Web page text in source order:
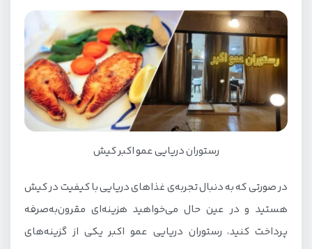
رستوران دریایی عمو اکبر کیش
در صورتی که به دنبال تجربه‌ی غذاهای دریایی با کیفیت در کیش
هستید و در عین حال می‌خواهید هزینه‌ای مقرون‌به‌صرفه
پرداخت کنید، رستوران دریایی عمو اکبر یکی از گزینه‌های